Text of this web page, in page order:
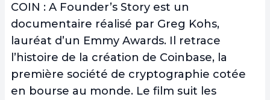
COIN : A Founder’s Story est un
documentaire réalisé par Greg Kohs,
lauréat d’un Emmy Awards. Il retrace
l’histoire de la création de Coinbase, la
première société de cryptographie cotée
en bourse au monde. Le film suit les